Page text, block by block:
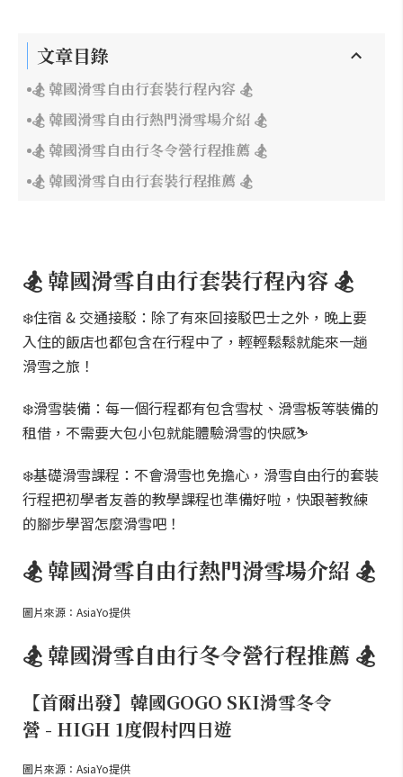
文章目錄
🏂 韓國滑雪自由行套裝行程內容 🏂
🏂 韓國滑雪自由行熱門滑雪場介紹 🏂
🏂 韓國滑雪自由行冬令營行程推薦 🏂
🏂 韓國滑雪自由行套裝行程推薦 🏂
🏂 韓國滑雪自由行套裝行程內容 🏂
❄️住宿 & 交通接駁：除了有來回接駁巴士之外，晚上要
入住的飯店也都包含在行程中了，輕輕鬆鬆就能來一趟
滑雪之旅！
❄️滑雪裝備：每一個行程都有包含雪杖、滑雪板等裝備的
租借，不需要大包小包就能體驗滑雪的快感⛷️
❄️基礎滑雪課程：不會滑雪也免擔心，滑雪自由行的套裝
行程把初學者友善的教學課程也準備好啦，快跟著教練
的腳步學習怎麼滑雪吧！
🏂 韓國滑雪自由行熱門滑雪場介紹 🏂
圖片來源：AsiaYo提供
🏂 韓國滑雪自由行冬令營行程推薦 🏂
【首爾出發】韓國GOGO SKI滑雪冬令
營 - HIGH 1度假村四日遊
圖片來源：AsiaYo提供